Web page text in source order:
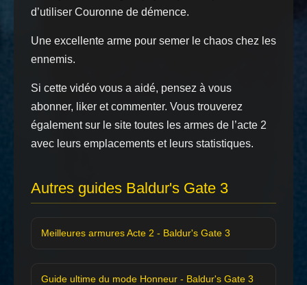
d’utiliser Couronne de démence.
Une excellente arme pour semer le chaos chez les
ennemis.
Si cette vidéo vous a aidé, pensez à vous
abonner, liker et commenter. Vous trouverez
également sur le site toutes les armes de l’acte 2
avec leurs emplacements et leurs statistiques.
Autres guides Baldur's Gate 3
Meilleures armures Acte 2 - Baldur's Gate 3
Guide ultime du mode Honneur - Baldur's Gate 3